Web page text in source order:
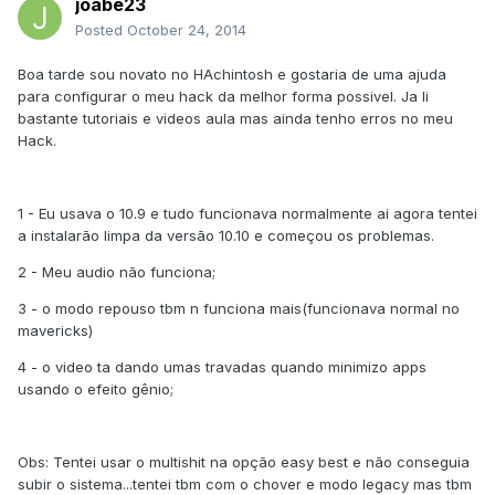
joabe23
Posted October 24, 2014
Boa tarde sou novato no HAchintosh e gostaria de uma ajuda
para configurar o meu hack da melhor forma possivel. Ja li
bastante tutoriais e videos aula mas ainda tenho erros no meu
Hack.
1 - Eu usava o 10.9 e tudo funcionava normalmente ai agora tentei
a instalarão limpa da versão 10.10 e começou os problemas.
2 - Meu audio não funciona;
3 - o modo repouso tbm n funciona mais(funcionava normal no
mavericks)
4 - o video ta dando umas travadas quando minimizo apps
usando o efeito gênio;
Obs: Tentei usar o multishit na opção easy best e não conseguia
subir o sistema...tentei tbm com o chover e modo legacy mas tbm